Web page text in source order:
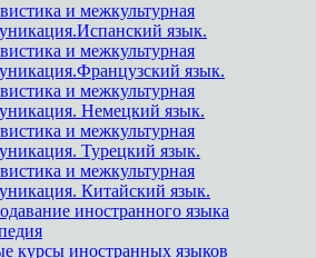
и межкультурная
язык.
и межкультурная
язык.
и межкультурная
Немецкий язык.
и межкультурная
Турецкий язык.
и межкультурная
Китайский язык.
иностранного языка
курсы иностранных языков